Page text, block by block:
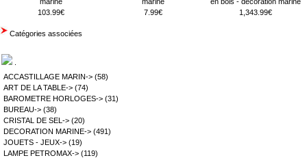
103.99€
7.99€
1,343.99€
Catégories associées
ACCASTILLAGE MARIN-> (58)
ART DE LA TABLE-> (74)
BAROMETRE HORLOGES-> (31)
BUREAU-> (38)
CRISTAL DE SEL-> (20)
DECORATION MARINE-> (491)
JOUETS - JEUX-> (19)
LAMPE PETROMAX-> (119)